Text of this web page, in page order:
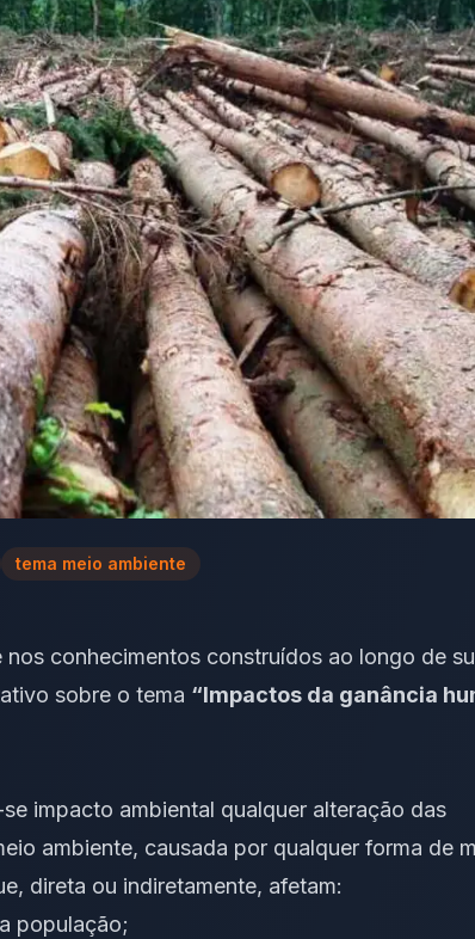
tema meio ambiente
nos conhecimentos construídos ao longo de
sobre o tema “Impactos da ganância
impacto ambiental qualquer alteração das
ambiente, causada por qualquer forma de
direta ou indiretamente, afetam: